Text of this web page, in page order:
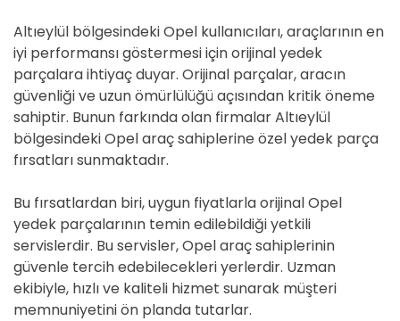
Altıeylül bölgesindeki Opel kullanıcıları, araçlarının en
iyi performansı göstermesi için orijinal yedek
parçalara ihtiyaç duyar. Orijinal parçalar, aracın
güvenliği ve uzun ömürlülüğü açısından kritik öneme
sahiptir. Bunun farkında olan firmalar Altıeylül
bölgesindeki Opel araç sahiplerine özel yedek parça
fırsatları sunmaktadır.
Bu fırsatlardan biri, uygun fiyatlarla orijinal Opel
yedek parçalarının temin edilebildiği yetkili
servislerdir. Bu servisler, Opel araç sahiplerinin
güvenle tercih edebilecekleri yerlerdir. Uzman
ekibiyle, hızlı ve kaliteli hizmet sunarak müşteri
memnuniyetini ön planda tutarlar.